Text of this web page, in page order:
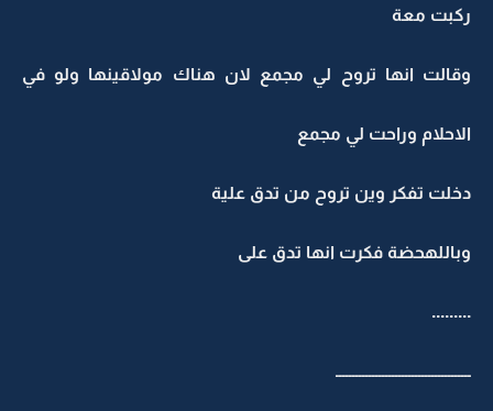
ركبت معة
وقالت انها تروح لي مجمع لان هناك مولاقينها ولو في
الاحلام وراحت لي مجمع
دخلت تفكر وين تروح من تدق علية
وباللهحضة فكرت انها تدق على
.........
ـــــــــــــــــــــــــــــــــــــــــ